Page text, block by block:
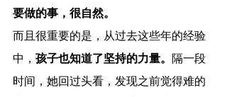
要做的事，很自然。
而且很重要的是，从过去这些年的经验
中， 孩子也知道了坚持的力量。 隔一段
时间，她回过头看，发现之前觉得难的